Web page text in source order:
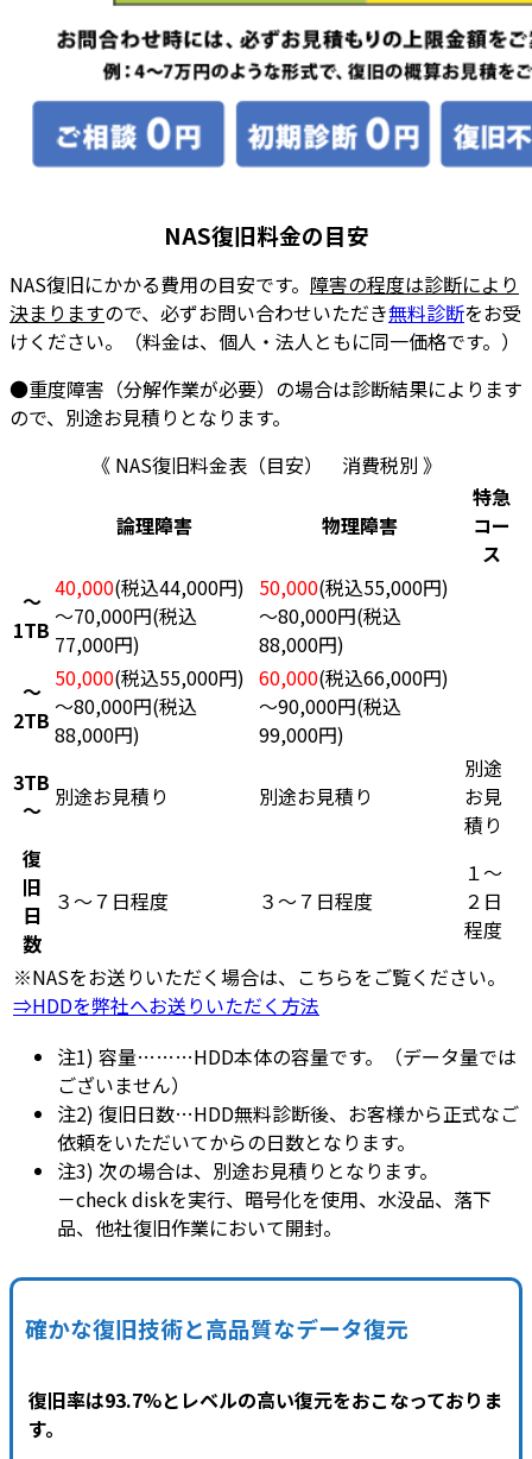
NAS復旧料金の目安
NAS復旧にかかる費用の目安です。 障害の程度は診断により
決まりますので、必ずお問い合わせいただき無料診断をお受
けください。（料金は、個人・法人ともに同一価格です。）
●重度障害（分解作業が必要）の場合は診断結果によります
ので、別途お見積りとなります。
《 NAS復旧料金表（目安） 消費税別 》
論理障害 物理障害
特急
コー
ス
～
1TB
40,000(税込44,000円)
～70,000円(税込
77,000円)
50,000(税込55,000円)
～80,000円(税込
88,000円)
～
2TB
50,000(税込55,000円)
～80,000円(税込
88,000円)
60,000(税込66,000円)
～90,000円(税込
99,000円)
3TB
～ 別途お見積り 別途お見積り
別途
お見
積り
復
旧
日
数
３～７ 日程度 ３～７日程度
１～
２日
程度
※NASをお送りいただく場合は、こちらをご覧ください。
⇒HDDを弊社へお送りいただく方法
注1) 容量………HDD本体の容量です。（データ量では
ございません）
注2) 復旧日数…HDD無料診断後、お客様から正式なご
依頼をいただいてからの日数となります。
注3) 次の場合は、別途お見積りとなります。
－check diskを実行、暗号化を使用、水没品、落下
品、他社復旧作業において開封。
確かな復旧技術と高品質なデータ復元
復旧率は93.7%とレベルの高い復元をおこなっておりま
す。